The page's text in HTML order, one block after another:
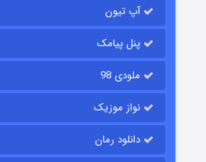
آپ تیون
پنل پیامک
ملودی 98
نواز موزیک
دانلود رمان